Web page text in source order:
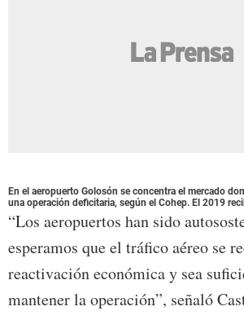
En el aeropuerto Golosón se concentra el mercado
una operación deficitaria, según el Cohep. El 2019
“Los aeropuertos han sido
esperamos que el tráfico aéreo se
reactivación económica y sea
mantener la operación”, señaló